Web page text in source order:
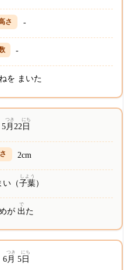
-
-
を まいた
5月
つき
22 日
にち
2cm
い（子葉
しよう
）
が出
で
た
6月
つき
5日
にち